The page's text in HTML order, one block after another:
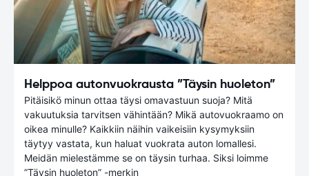
Helppoa autonvuokrausta ”Täysin huoleton”
Pitäisikö minun ottaa täysi omavastuun suoja? Mitä
vakuutuksia tarvitsen vähintään? Mikä autovuokraamo on
oikea minulle? Kaikkiin näihin vaikeisiin kysymyksiin
täytyy vastata, kun haluat vuokrata auton lomallesi.
Meidän mielestämme se on täysin turhaa. Siksi loimme
”Täysin huoleton” -merkin